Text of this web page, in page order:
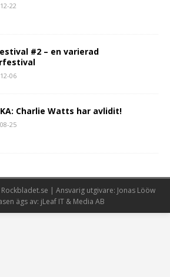
22
#2 – en varierad
06
Charlie Watts har avlidit!
25
| Ansvarig utgivare: Jonas Lööw
ägs av: jLeaf IT & Media AB